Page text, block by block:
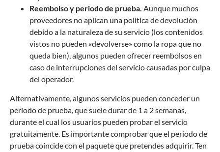
Reembolso y periodo de prueba. Aunque muchos
proveedores no aplican una política de devolución
debido a la naturaleza de su servicio (los contenidos
vistos no pueden «devolverse» como la ropa que no
queda bien), algunos pueden ofrecer reembolsos en
caso de interrupciones del servicio causadas por culpa
del operador.
Alternativamente, algunos servicios pueden conceder un
periodo de prueba, que suele durar de 1 a 2 semanas,
durante el cual los usuarios pueden probar el servicio
gratuitamente. Es importante comprobar que el periodo de
prueba coincide con el paquete que pretendes adquirir. Ten